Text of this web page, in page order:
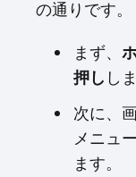
の通りです。
まず、
押し し
次に、
メニュ
ます。